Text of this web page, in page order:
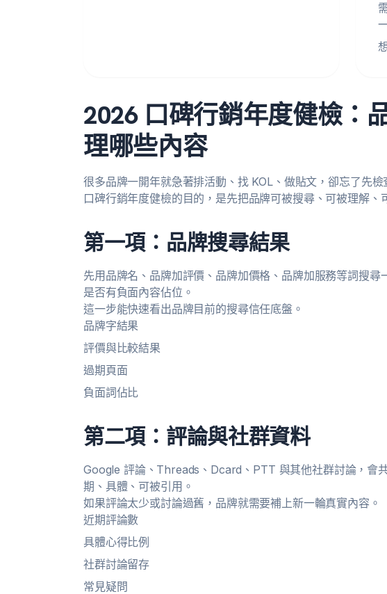
2026 口碑行銷年度健檢：
理哪些內容
很多品牌一開年就急著排活動、找 KOL、做貼文，卻忘了先
口碑行銷年度健檢的目的，是先把品牌可被搜尋、可被理解、
第一項：品牌搜尋結果
先用品牌名、品牌加評價、品牌加價格、品牌加服務等詞搜尋
是否有負面內容佔位。
這一步能快速看出品牌目前的搜尋信任底盤。
品牌字結果
評價與比較結果
過期頁面
負面詞佔比
第二項：評論與社群資料
Google 評論、Threads、Dcard、PTT 與其他社群討論，會
期、具體、可被引用。
如果評論太少或討論過舊，品牌就需要補上新一輪真實內容。
近期評論數
具體心得比例
社群討論留存
常見疑問